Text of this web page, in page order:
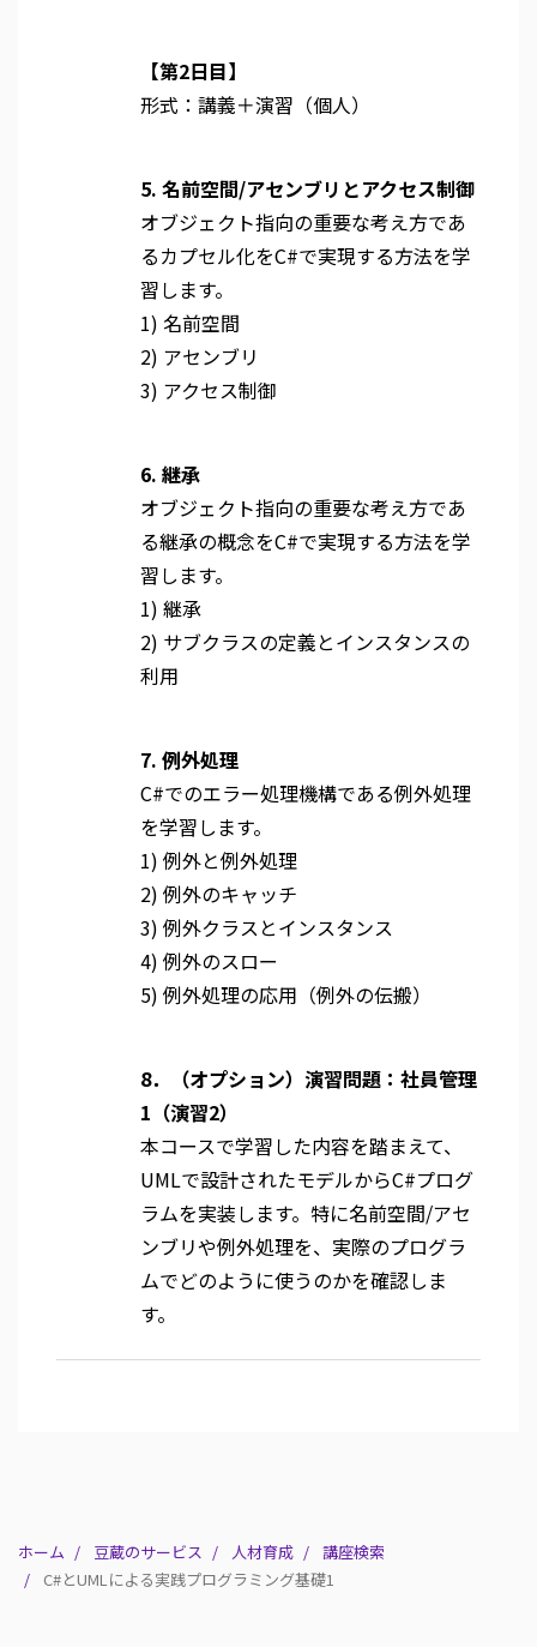
【第2日目】
形式：講義＋演習（個人）
5. 名前空間/アセンブリとアクセス制御
オブジェクト指向の重要な考え方であ
るカプセル化をC#で実現する方法を学
習します。
1) 名前空間
2) アセンブリ
3) アクセス制御
6. 継承
オブジェクト指向の重要な考え方であ
る継承の概念をC#で実現する方法を学
習します。
1) 継承
2) サブクラスの定義とインスタンスの
利用
7. 例外処理
C#でのエラー処理機構である例外処理
を学習します。
1) 例外と例外処理
2) 例外のキャッチ
3) 例外クラスとインスタンス
4) 例外のスロー
5) 例外処理の応用（例外の伝搬）
8．（オプション）演習問題：社員管理
1（演習2）
本コースで学習した内容を踏まえて、
UMLで設計されたモデルからC#プログ
ラムを実装します。特に名前空間/アセ
ンブリや例外処理を、実際のプログラ
ムでどのように使うのかを確認しま
す。
ホーム 豆蔵のサービス 人材育成
講座検索
C#とUMLによる実践プログラミング基礎1